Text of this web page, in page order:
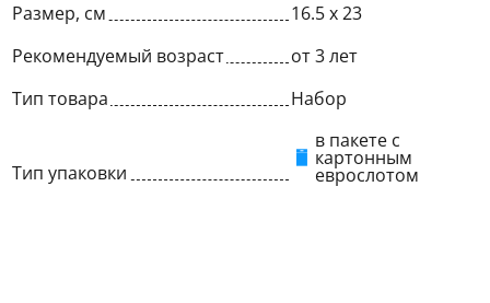
Размер, см
16.5 x 23
Рекомендуемый возраст
от 3 лет
Тип товара
Набор
Тип упаковки
в пакете с
картонным
еврослотом